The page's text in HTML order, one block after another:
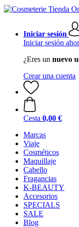
Iniciar sesión
Iniciar sesión
¿Eres un nuevo
Crear una cuenta
Cesta 0,00 €
Marcas
Viaje
Cosméticos
Maquillaje
Cabello
Fragancias
K-BEAUTY
Accesorios
SPECIALS
SALE
Blog